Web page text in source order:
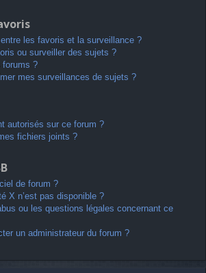
les favoris et la surveillance ?
ou surveiller des sujets ?
forums ?
mes surveillances de sujets ?
autorisés sur ce forum ?
fichiers joints ?
de forum ?
X n’est pas disponible ?
ou les questions légales concernant ce
un administrateur du forum ?